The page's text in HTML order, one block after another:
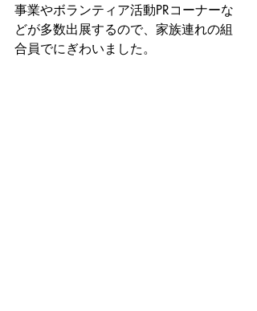
事業やボランティア活動PRコーナーな
どが多数出展するので、家族連れの組
合員でにぎわいました。